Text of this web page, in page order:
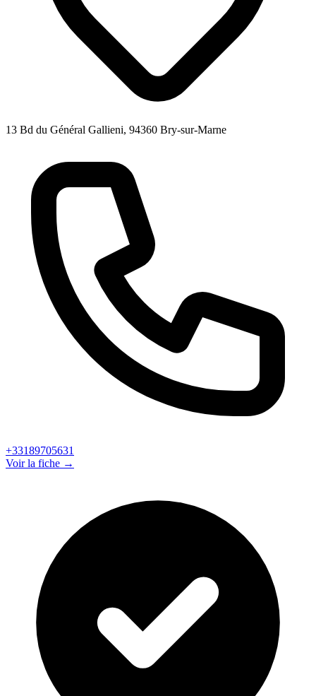
13 Bd du Général Gallieni, 94360 Bry-sur-Marne
+33189705631
Voir la fiche →